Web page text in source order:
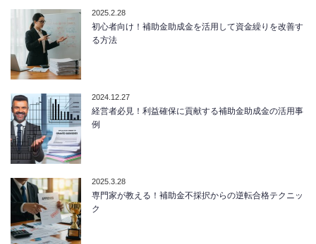
2025.2.28
初心者向け！補助金助成金を活用して資金繰りを改善す
る方法
2024.12.27
経営者必見！利益確保に貢献する補助金助成金の活用事
例
2025.3.28
専門家が教える！補助金不採択からの逆転合格テクニッ
ク